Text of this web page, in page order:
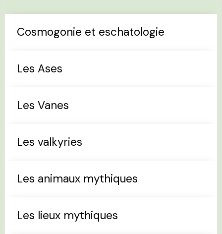
Cosmogonie et eschatologie
Les Ases
Les Vanes
Les valkyries
Les animaux mythiques
Les lieux mythiques